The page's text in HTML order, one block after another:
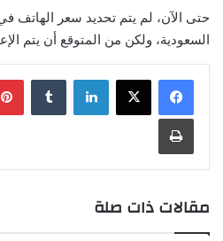
حتى الآن، لم يتم تحديد سعر الهاتف
السعودية، ولكن من المتوقع أن يتم
لينكدإن
طباعة
مقالات ذات صلة